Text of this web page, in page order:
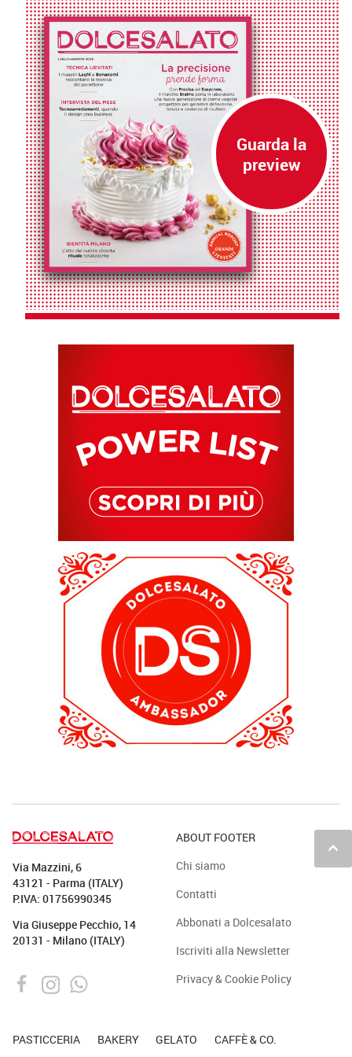
keyboard_arrow_up
Via Mazzini, 6
43121 - Parma (ITALY)
P.IVA: 01756990345
Via Giuseppe Pecchio, 14
20131 - Milano (ITALY)
ABOUT FOOTER
Chi siamo
Contatti
Abbonati a Dolcesalato
Iscriviti alla Newsletter
Privacy & Cookie Policy
PASTICCERIA BAKERY GELATO CAFFÈ & CO.